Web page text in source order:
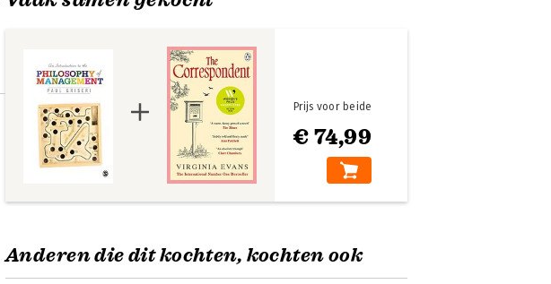
€ 74,99
Prijs voor beide
Anderen die dit kochten, kochten ook